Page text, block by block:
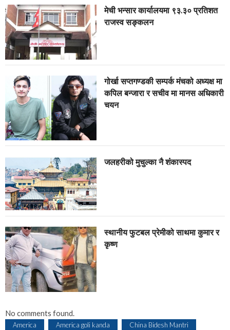
मेची भन्सार कार्यालयमा ९३.३० प्रतिशत
राजस्व सङ्कलन
गोर्खा सप्तगण्डकी सम्पर्क मंचको अध्यक्ष मा
कपिल बन्जारा र सचीव मा मानस अधिकारी
चयन
जलहरीको मुचुल्का नै शंंकास्पद
स्थानीय फुटबल प्रेमीको साथमा कुमार र
कृष्ण
No comments found.
America America goli kanda China Bidesh Mantri